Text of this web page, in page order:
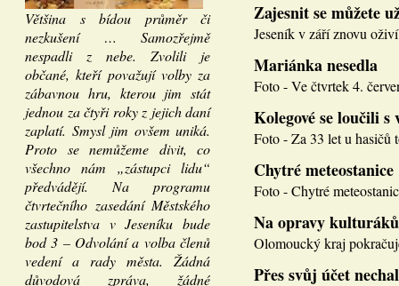
Většina s bídou průměr či
nezkušení … Samozřejmě
nespadli z nebe. Zvolili je
občané, kteří považují volby za
zábavnou hru, kterou jim stát
jednou za čtyři roky z jejich daní
zaplatí. Smysl jim ovšem uniká.
Proto se nemůžeme divit, co
všechno nám „zástupci lidu“
předvádějí. Na programu
čtvrtečního zasedání Městského
zastupitelstva v Jeseníku bude
bod 3 – Odvolání a volba členů
vedení a rady města. Žádná
důvodová zpráva, žádné
Zajesnit se můžete
Jeseník v září znovu
Mariánka nesedla
Foto - Ve čtvrtek 4.
Kolegové se loučili s
Foto - Za 33 let u hasičů
Chytré meteostanice
Foto - Chytré
Na opravy
Olomoucký kraj
Přes svůj účet